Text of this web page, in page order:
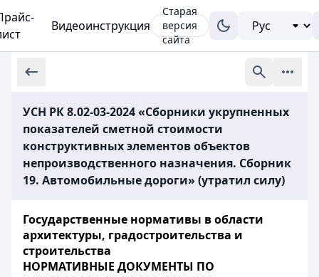
Видеоинструкция
Старая
версия
сайта
УСН РК 8.02-03-2024 «Сборники укрупненных
показателей сметной стоимости
конструктивных элементов объектов
непроизводственного назначения. Сборник
19. Автомобильные дороги» (утратил силу)
Государственные нормативы в области
архитектуры, градостроительства и
строительства
НОРМАТИВНЫЕ ДОКУМЕНТЫ ПО